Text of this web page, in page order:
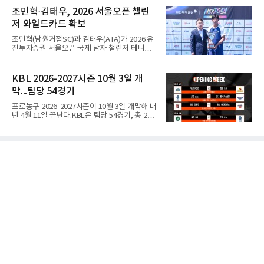
도움이 될 것으로 보고 영입했다고 밝혔다.타루
샤는 KB스타즈 합류가 기쁘다며, V리그
회 남고부 16강전에서 송영훈이 29점을 몰아넣
는 맹활약을 펼친 데 힘입어 양정고를 76-74로
물리쳤다.이로써 8강에 오른 경복고는 계성고를
82-56으로 꺾고 올라온 인헌고와 4강 진출을 놓
고 맞붙게 됐다.경복고는 경기 초반부터 양정고
의 적극적인 공세에 고전했다. 1쿼터를 23-23으
다.하지만 후반 들어 양정고의 거센 반격에 밀리
면서 경복고는 승리를 장담할
조민혁·김태우, 2026 서울오픈 챌린
저 와일드카드 확보
조민혁(남원거점SC)과 김태우(ATA)가 2026 유
진투자증권 서울오픈 국제 남자 챌린저 테니스
회는 10일 조민혁이 본선, 김태우가 예선 와일드
카드를 받았다고 밝혔다. 두 선수는 지난 3일부
터 7일까지 서울 해비치 강동 테니스클럽에서
열린 유진투자증권 넥스트젠 인비테이셔널 로드
투 서울오픈 결승에 진출해 출전권을 얻었
다.2009년생 조민혁은 결승에서 동갑내기 김태
우를 2-0(6-3 6-3)으로 꺾고 우승해 상금 500만
KBL 2026-2027시즌 10월 3일 개
막...팀당 54경기
프로농구 2026-2027시즌이 10월 3일 개막해 내
년 4월 11일 끝난다.KBL은 팀당 54경기, 총 270